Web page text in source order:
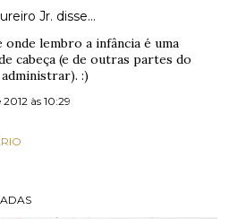
Jr. disse…
onde lembro a infância é uma
cabeça (e de outras partes do
:)
às 10:29